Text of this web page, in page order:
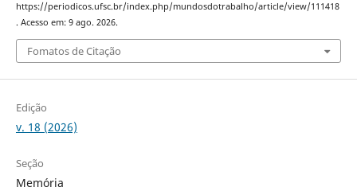
https://periodicos.ufsc.br/index.php/mundosdotrabalho/article/view/111418
. Acesso em: 9 ago. 2026.
Fomatos de Citação
Edição
v. 18 (2026)
Seção
Memória